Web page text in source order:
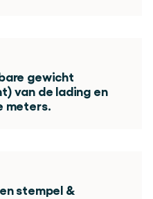
gewicht
van de lading en
meters.
stempel &